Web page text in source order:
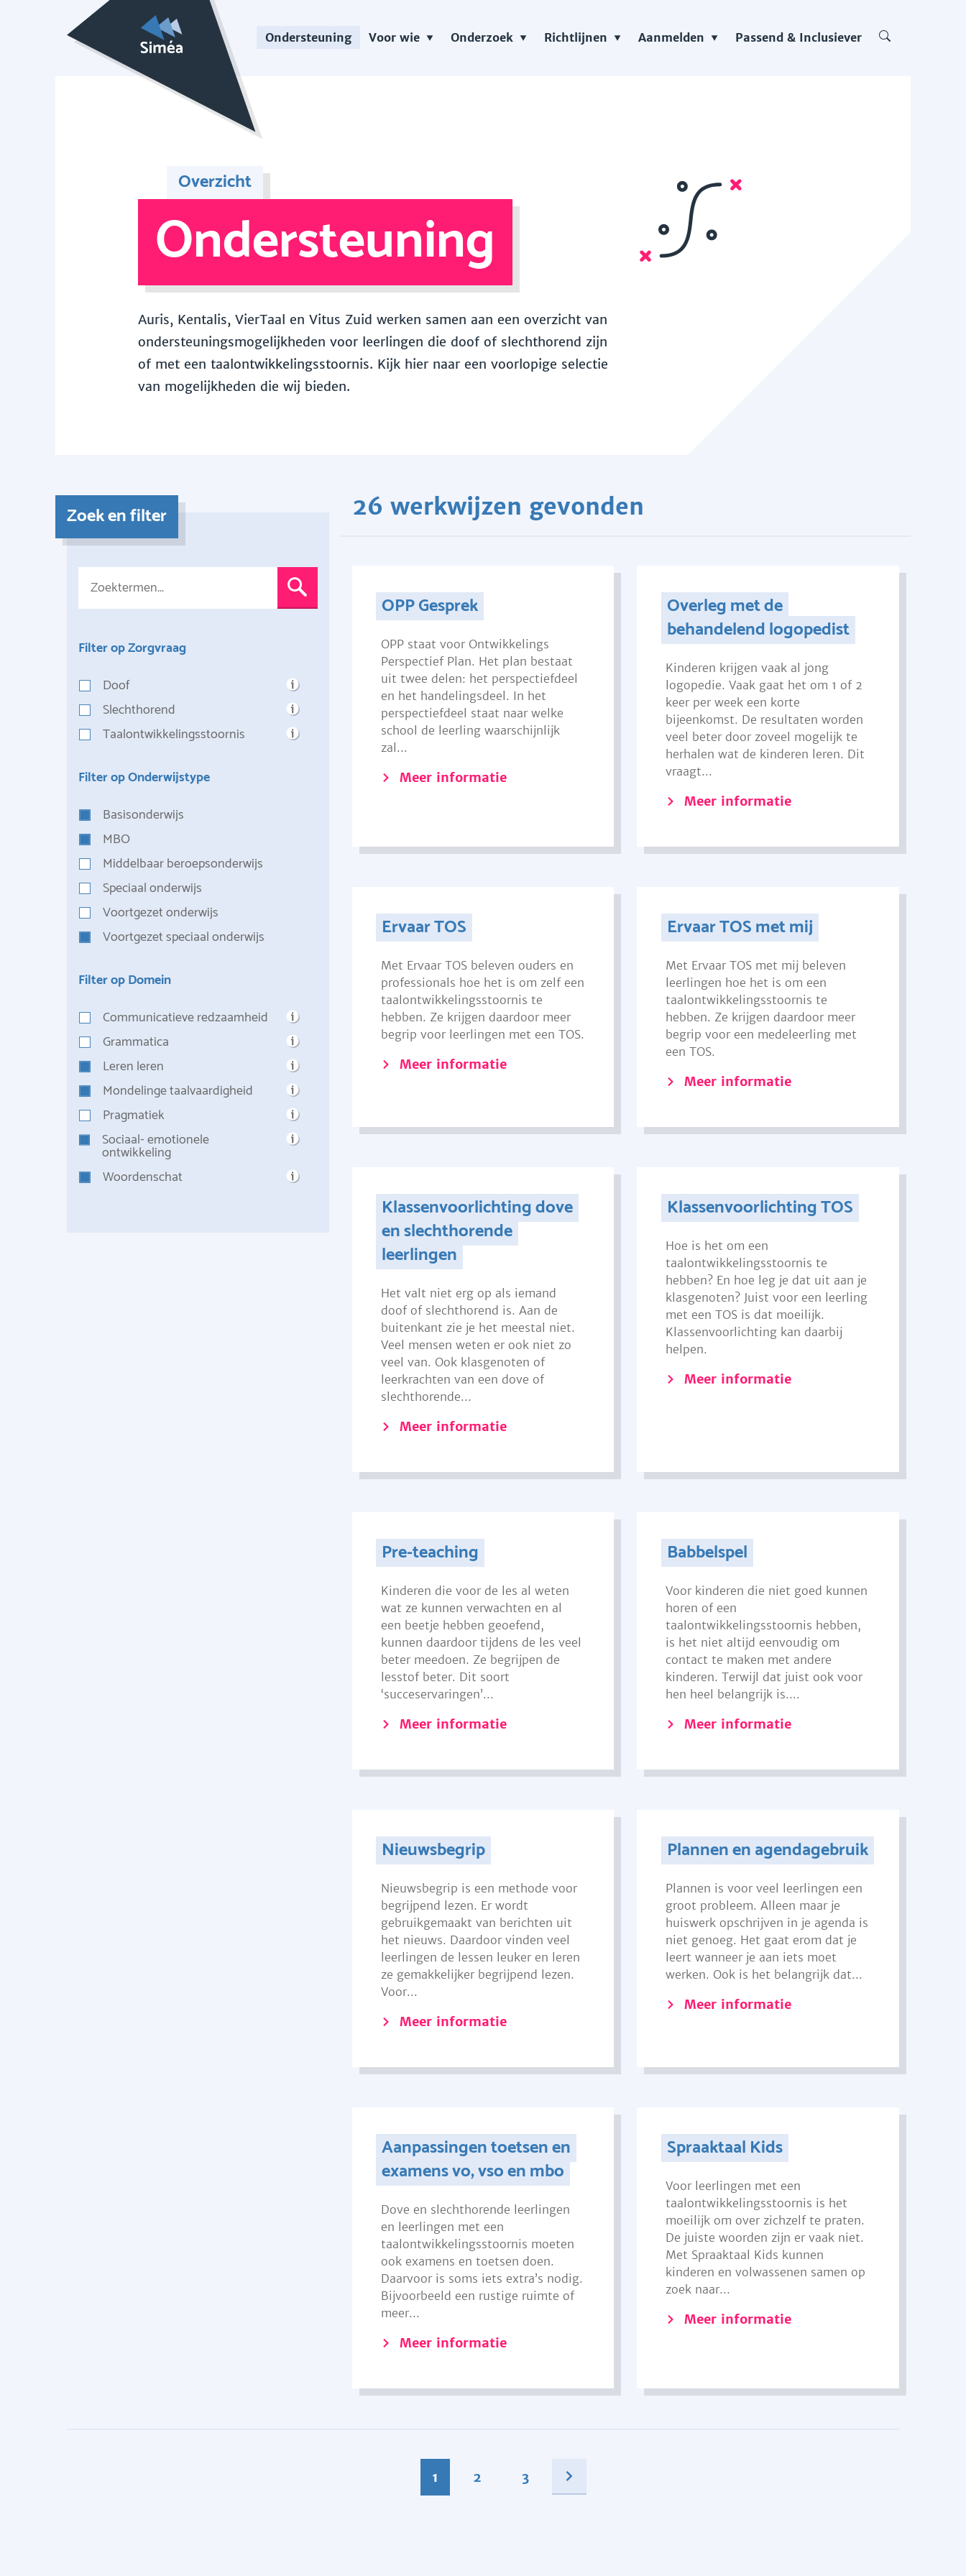
Ondersteuning Voor wie Onderzoek Richtlijnen Aanmelden Passend & Inclusiever
Overzicht
Ondersteuning
Auris, Kentalis, VierTaal en Vitus Zuid werken samen aan een overzicht van
ondersteuningsmogelijkheden voor leerlingen die doof of slechthorend zijn
of met een taalontwikkelingsstoornis. Kijk hier naar een voorlopige selectie
van mogelijkheden die wij bieden.
Zoek en filter
Filter op Zorgvraag
Doof
Slechthorend
Taalontwikkelingsstoornis
Filter op Onderwijstype
Basisonderwijs
MBO
Middelbaar beroepsonderwijs
Speciaal onderwijs
Voortgezet onderwijs
Voortgezet speciaal onderwijs
Filter op Domein
Communicatieve redzaamheid
Grammatica
Leren leren
Mondelinge taalvaardigheid
Pragmatiek
Sociaal- emotionele
ontwikkeling
Woordenschat
26 werkwijzen gevonden
OPP Gesprek
OPP staat voor Ontwikkelings
Perspectief Plan. Het plan bestaat
uit twee delen: het perspectiefdeel
en het handelingsdeel. In het
perspectiefdeel staat naar welke
school de leerling waarschijnlijk
zal...
Meer informatie
Overleg met de
behandelend logopedist
Kinderen krijgen vaak al jong
logopedie. Vaak gaat het om 1 of 2
keer per week een korte
bijeenkomst. De resultaten worden
veel beter door zoveel mogelijk te
herhalen wat de kinderen leren. Dit
vraagt...
Meer informatie
Ervaar TOS
Met Ervaar TOS beleven ouders en
professionals hoe het is om zelf een
taalontwikkelingsstoornis te
hebben. Ze krijgen daardoor meer
begrip voor leerlingen met een TOS.
Meer informatie
Ervaar TOS met mij
Met Ervaar TOS met mij beleven
leerlingen hoe het is om een
taalontwikkelingsstoornis te
hebben. Ze krijgen daardoor meer
begrip voor een medeleerling met
een TOS.
Meer informatie
Klassenvoorlichting dove
en slechthorende
leerlingen
Het valt niet erg op als iemand
doof of slechthorend is. Aan de
buitenkant zie je het meestal niet.
Veel mensen weten er ook niet zo
veel van. Ook klasgenoten of
leerkrachten van een dove of
slechthorende...
Meer informatie
Klassenvoorlichting TOS
Hoe is het om een
taalontwikkelingsstoornis te
hebben? En hoe leg je dat uit aan je
klasgenoten? Juist voor een leerling
met een TOS is dat moeilijk.
Klassenvoorlichting kan daarbij
helpen.
Meer informatie
Pre-teaching
Kinderen die voor de les al weten
wat ze kunnen verwachten en al
een beetje hebben geoefend,
kunnen daardoor tijdens de les veel
beter meedoen. Ze begrijpen de
lesstof beter. Dit soort
‘succeservaringen’...
Meer informatie
Babbelspel
Voor kinderen die niet goed kunnen
horen of een
taalontwikkelingsstoornis hebben,
is het niet altijd eenvoudig om
contact te maken met andere
kinderen. Terwijl dat juist ook voor
hen heel belangrijk is....
Meer informatie
Nieuwsbegrip
Nieuwsbegrip is een methode voor
begrijpend lezen. Er wordt
gebruikgemaakt van berichten uit
het nieuws. Daardoor vinden veel
leerlingen de lessen leuker en leren
ze gemakkelijker begrijpend lezen.
Voor...
Meer informatie
Plannen en agendagebruik
Plannen is voor veel leerlingen een
groot probleem. Alleen maar je
huiswerk opschrijven in je agenda is
niet genoeg. Het gaat erom dat je
leert wanneer je aan iets moet
werken. Ook is het belangrijk dat...
Meer informatie
Aanpassingen toetsen en
examens vo, vso en mbo
Dove en slechthorende leerlingen
en leerlingen met een
taalontwikkelingsstoornis moeten
ook examens en toetsen doen.
Daarvoor is soms iets extra’s nodig.
Bijvoorbeeld een rustige ruimte of
meer...
Meer informatie
Spraaktaal Kids
Voor leerlingen met een
taalontwikkelingsstoornis is het
moeilijk om over zichzelf te praten.
De juiste woorden zijn er vaak niet.
Met Spraaktaal Kids kunnen
kinderen en volwassenen samen op
zoek naar...
Meer informatie
1 2 3